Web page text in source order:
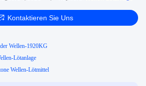
Kontaktieren Sie Uns
Wellen-1920KG
Lötanlage
Wellen-Lötmittel